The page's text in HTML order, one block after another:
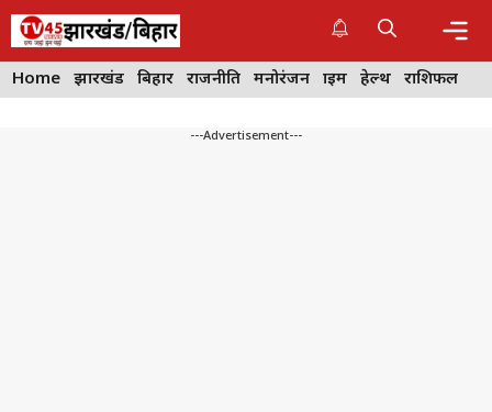
Skip
content
Home झारखंड बिहार राजनीति मनोरंजन क्राइम हेल्थ राशिफल
---Advertisement---